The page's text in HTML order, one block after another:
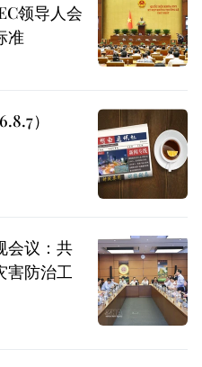
领导人会
准
）
会议：共
害防治工